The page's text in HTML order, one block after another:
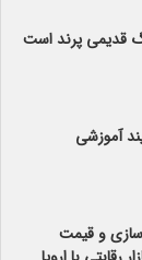
قدیمی پرند است
آموزشی
و قیمت